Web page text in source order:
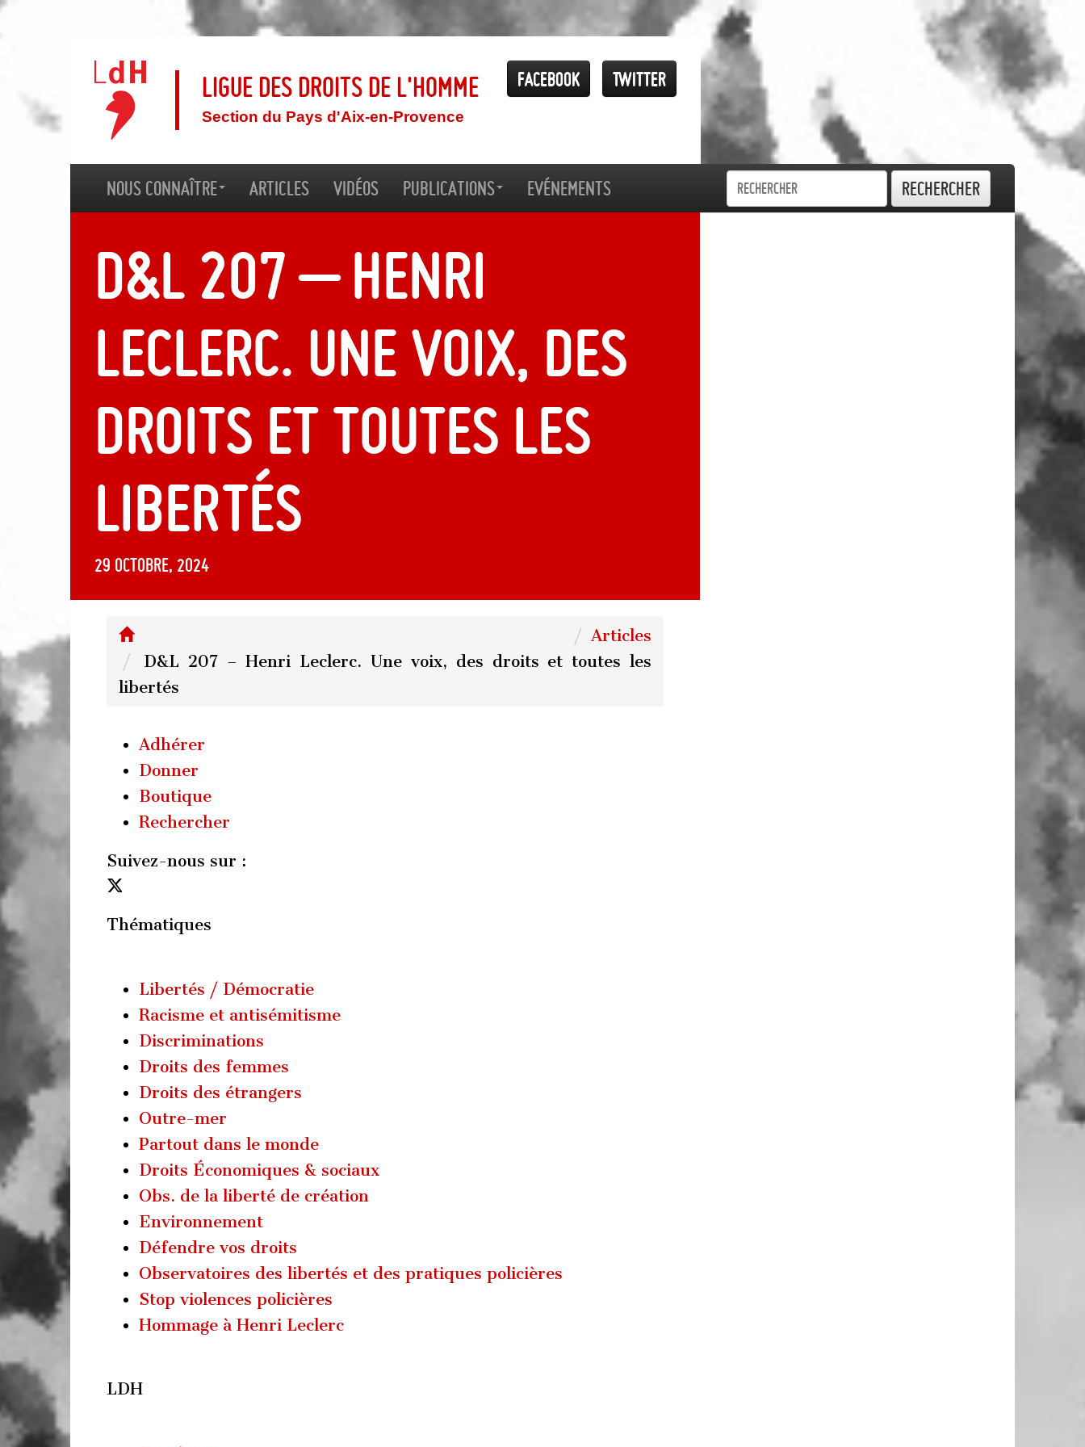
Twitter
Facebook
Ligue des droits de l'Homme
Section du Pays d'Aix-en-Provence
Nous connaître Articles Vidéos Publications Evénements Rechercher
D&L 207 – Henri
Leclerc. Une voix, des
droits et toutes les
libertés
29 octobre, 2024
Articles
D&L 207 – Henri Leclerc. Une voix, des droits et toutes les
libertés
Adhérer
Donner
Boutique
Rechercher
Suivez-nous sur :
Thématiques
Libertés / Démocratie
Racisme et antisémitisme
Discriminations
Droits des femmes
Droits des étrangers
Outre-mer
Partout dans le monde
Droits Économiques & sociaux
Obs. de la liberté de création
Environnement
Défendre vos droits
Observatoires des libertés et des pratiques policières
Stop violences policières
Hommage à Henri Leclerc
LDH